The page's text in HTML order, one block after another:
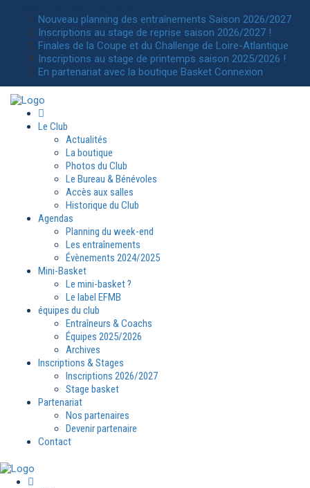
Nouveau planning des entraînements Saison 2026/2027
Inscriptions au stage de reprise saison 2026/2027 !
Finales de la Coupe et du Challenge de Loire-Atlantique
Inscriptions au stage de printemps saison 2025/2026 !
En partenariat avec la boutique Basket Connexion
Le Club
Actualités
La boutique
Photos du Club
Le Bureau & Bénévoles
Accès aux salles
Historique du Club
Agendas
Planning du week-end
Les entraînements
Évènements 2024/2025
Mini-Basket
Le mini-basket ?
Le label EFMB
équipes du club
Entraîneurs & Coachs
Équipes 2025/2026
Archives
Inscriptions & Stages
Inscriptions 2026/2027
Stage basket
Partenariat
Nos partenaires
Devenir partenaire
Contact